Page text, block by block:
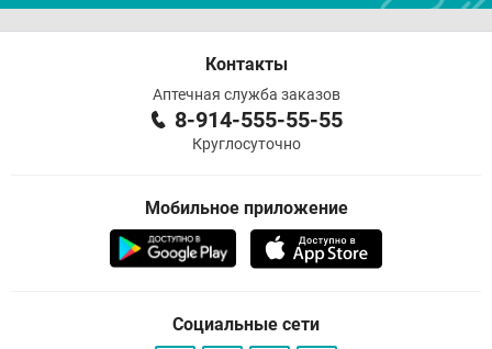
Контакты
Аптечная служба заказов
8-914-555-55-55
Круглосуточно
Мобильное приложение
Социальные сети